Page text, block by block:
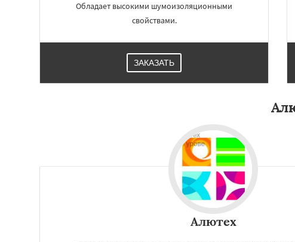
Обладает высокими шумоизоляционными
свойствами.
ЗАКАЗАТЬ
Алютех